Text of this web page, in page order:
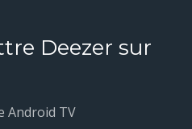
Deezer sur
Android TV